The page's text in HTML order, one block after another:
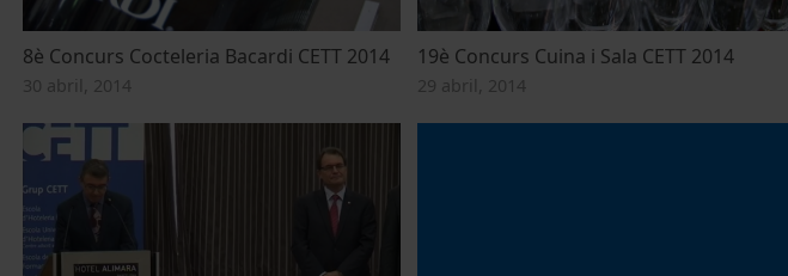
8è Concurs Cocteleria Bacardi CETT 2014
30 abril, 2014
19è Concurs Cuina i Sala CETT 2014
29 abril, 2014